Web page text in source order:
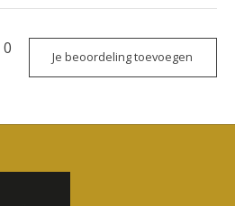
0
Je beoordeling toevoegen